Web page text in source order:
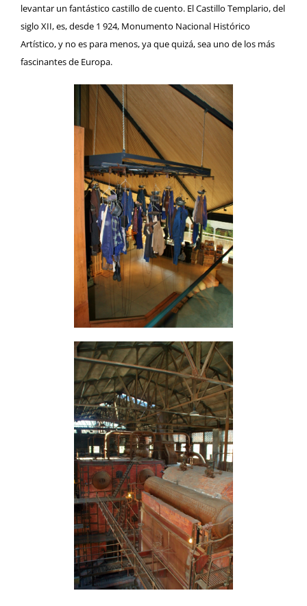
levantar un fantástico castillo de cuento. ElCastillo Templario, del
siglo XII, es, desde 1 924, Monumento Nacional Histórico
Artístico, y no es para menos, ya que quizá, sea uno de los más
fascinantes de Europa.